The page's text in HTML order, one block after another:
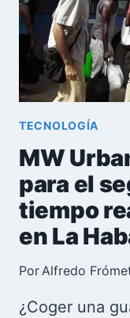
MÁS
DE
CUBA
TECNOLOGÍA
MW
para el
tiempo
en La
PorAlfredo
¿Coger una